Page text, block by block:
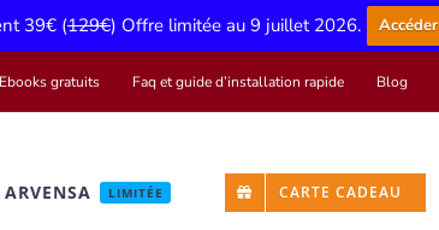
39€ (129€) Offre limitée au 9 juillet 2026. Accéder
Ebooks gratuits Faq et guide d’installation rapide Blog
LIMITÉE CARTE CADEAU